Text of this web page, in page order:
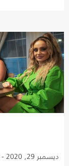
ديسمبر 29, 2020 - دبي، الإمارات العربية المتحدة